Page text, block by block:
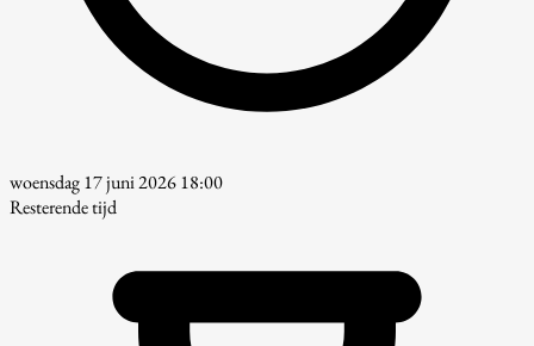
woensdag 17 juni 2026 18:00
Resterende tijd